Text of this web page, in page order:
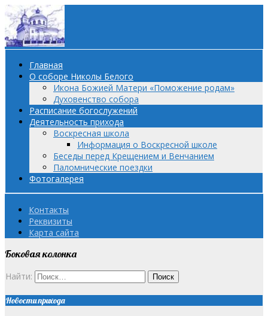
Главная
О соборе Николы Белого
Икона Божией Матери «Поможение родам»
Духовенство собора
Расписание богослужений
Деятельность прихода
Воскресная школа
Информация о Воскресной школе
Беседы перед Крещением и Венчанием
Паломнические поездки
Фотогалерея
Контакты
Реквизиты
Карта сайта
Боковая колонка
Найти:
Новости прихода